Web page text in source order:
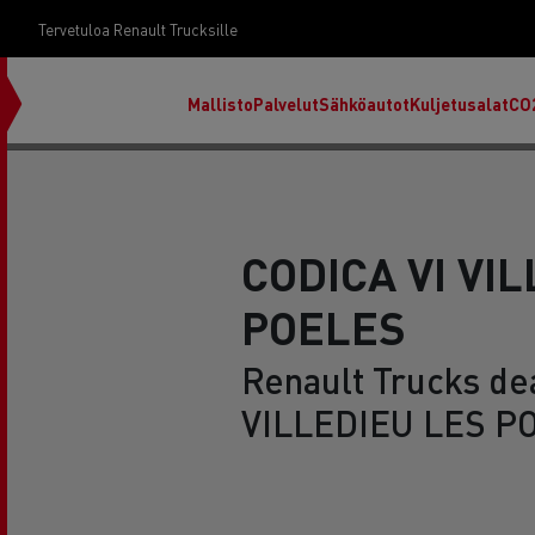
Tervetuloa Renault Trucksille
MallistoPalvelutSähköautotKuljetusalat
CODICA VI
POELES
Renault Trucks
VILLEDIEU LES